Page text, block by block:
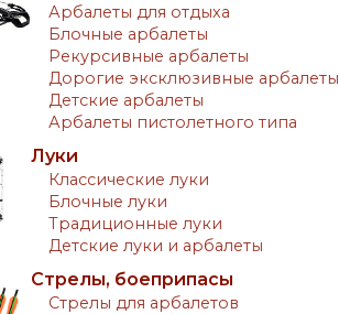
Арбалеты для отдыха
Блочные арбалеты
Рекурсивные арбалеты
Дорогие эксклюзивные арбалеты
Детские арбалеты
Арбалеты пистолетного типа
Луки
Классические луки
Блочные луки
Традиционные луки
Детские луки и арбалеты
Стрелы, боеприпасы
Стрелы для арбалетов